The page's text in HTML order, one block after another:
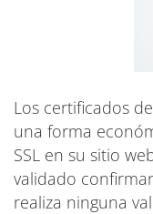
Los certificados
una forma
SSL en su sitio
validado
realiza ninguna